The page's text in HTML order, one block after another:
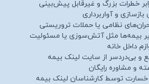
خطرات بزرگ و غیرقابل پیش‌بینی
و آواربرداری
نظامی یا حملات تروریستی
بیمه‌ها مثل آتش‌سوزی یا مسئولیت
داخل خانه
و بی‌دردسر از سایت لینک بیمه
خسارت توسط کارشناسان لینک بیمه